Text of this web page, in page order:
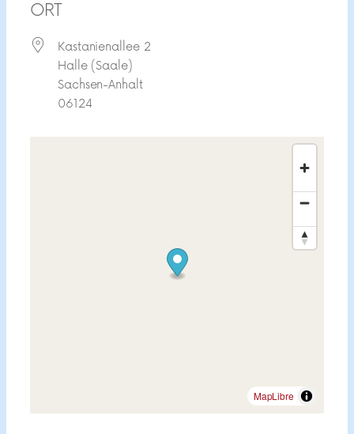
ORT
Kastanienallee 2
Halle (Saale)
Sachsen-Anhalt
06124
MapLibre